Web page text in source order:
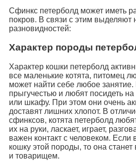
Сфинкс петерболд может иметь
покров. В связи с этим выделяют
разновидностей:
Характер породы
Характер кошки петерболд
все маленькие котята, питомец
может найти себе любое занятие.
прыгучестью и любят посидеть
или шкафу. При этом они очень
доставят лишних хлопот. В
сфинксов, котята петерболд
их на руки, ласкает, играет,
важен контакт с человеком. Если
кошку этой породы, то она
и товарищем.